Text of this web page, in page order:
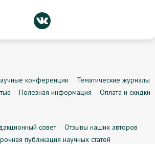
конференции
Тематические журналы
Полезная информация
Оплата и скидки
совет
Отзывы наших авторов
публикация научных статей